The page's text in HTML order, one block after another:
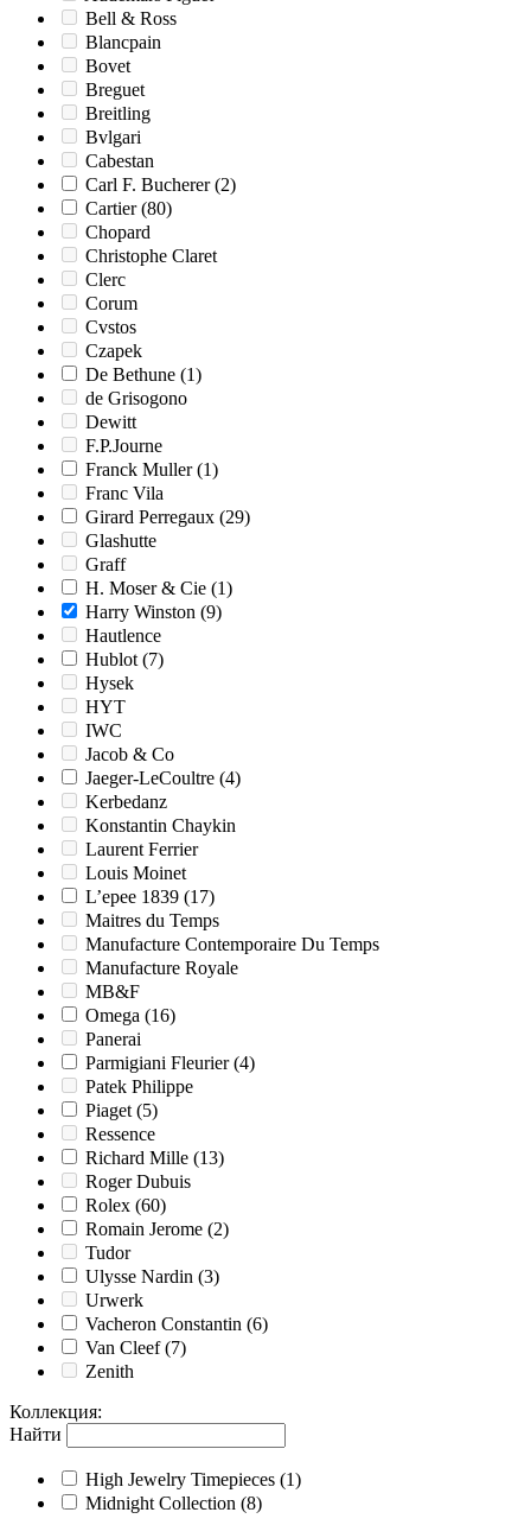
Bell & Ross
Blancpain
Bovet
Breguet
Breitling
Bvlgari
Cabestan
Carl F. Bucherer (2)
Cartier (80)
Chopard
Christophe Claret
Clerc
Corum
Cvstos
Czapek
De Bethune (1)
de Grisogono
Dewitt
F.P.Journe
Franck Muller (1)
Franc Vila
Girard Perregaux (29)
Glashutte
Graff
H. Moser & Cie (1)
Harry Winston (9)
Hautlence
Hublot (7)
Hysek
HYT
IWC
Jacob & Co
Jaeger-LeCoultre (4)
Kerbedanz
Konstantin Chaykin
Laurent Ferrier
Louis Moinet
L’epee 1839 (17)
Maitres du Temps
Manufacture Contemporaire Du Temps
Manufacture Royale
MB&F
Omega (16)
Panerai
Parmigiani Fleurier (4)
Patek Philippe
Piaget (5)
Ressence
Richard Mille (13)
Roger Dubuis
Rolex (60)
Romain Jerome (2)
Tudor
Ulysse Nardin (3)
Urwerk
Vacheron Constantin (6)
Van Cleef (7)
Zenith
Коллекция:
Найти
High Jewelry Timepieces (1)
Midnight Collection (8)